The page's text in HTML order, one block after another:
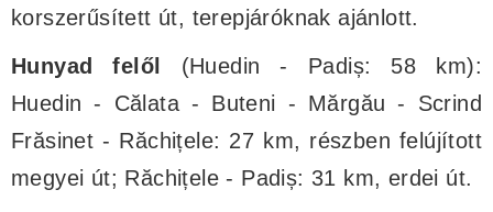
korszerűsített út, terepjáróknak ajánlott.
Hunyad felől
(Huedin - Padiș: 58 km):
Huedin - Călata - Buteni - Mărgău - Scrind
Frăsinet - Răchițele: 27 km, részben felújított
megyei út; Răchițele - Padiș: 31 km, erdei út.